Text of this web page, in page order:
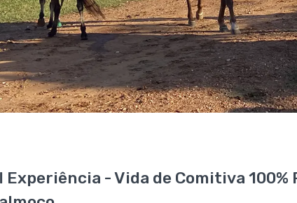
- Vida de Comitiva 100%